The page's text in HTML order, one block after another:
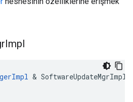
Impl
& SoftwareUpdateMgrImpl(